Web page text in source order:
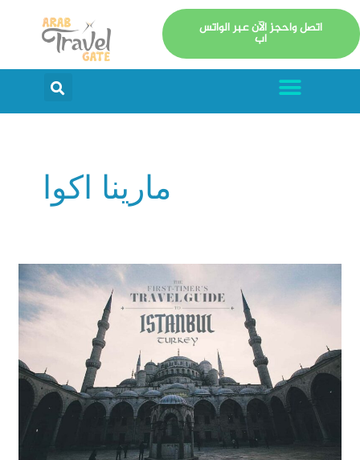
تخطي
إلى
المحتوى
اتصل واحجز الآن عبر الواتس
اب
Menu
مارينا اكوا
الأماكن
السياحية
لعام